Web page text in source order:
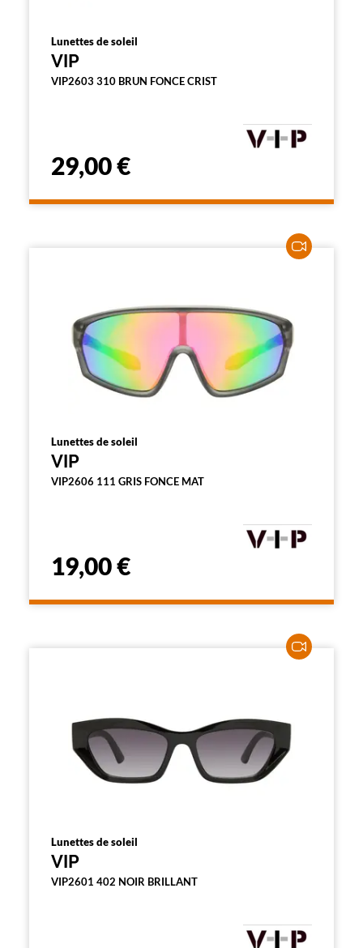
Lunettes de soleil
VIP
VIP2603 310 BRUN FONCE CRIST
29,00 €
Lunettes de soleil
VIP
VIP2606 111 GRIS FONCE MAT
19,00 €
Lunettes de soleil
VIP
VIP2601 402 NOIR BRILLANT